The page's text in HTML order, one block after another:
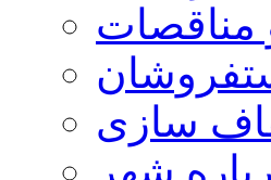
مناقصات
سازی